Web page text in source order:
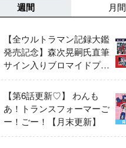
週間 月間
【全ウルトラマン記録大鑑
発売記念】森次晃嗣氏直筆
サイン入りブロマイドプレ
ゼントキャンペーン開催！
【第6話更新♡】 わんも
あ！トランスフォーマーご
ー！ごー！【月末更新】